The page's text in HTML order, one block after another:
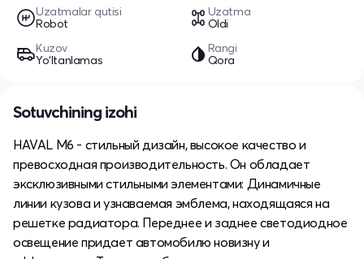
Uzatmalar qutisi
Robot
Uzatma
Oldi
Kuzov
Yo‘ltanlamas
Rangi
Qora
Sotuvchining izohi
HAVAL M6 - стильный дизайн, высокое качество и
превосходная производительность. Он обладает
эксклюзивными стильными элементами: Динамичные
линии кузова и узнаваемая эмблема, находящаяся на
решетке радиатора. Переднее и заднее светодиодное
освещение придает автомобилю новизну и